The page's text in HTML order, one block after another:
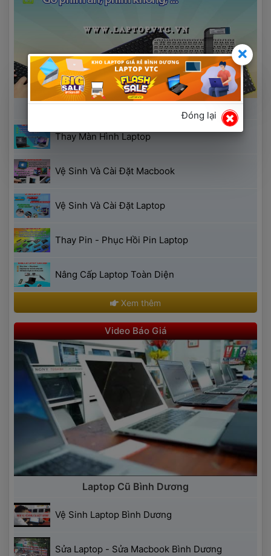
Thay Màn Hình Laptop
Vệ Sinh Và Cài Đặt Macbook
Vệ Sinh Và Cài Đặt Laptop
Thay Pin - Phục Hồi Pin Laptop
Nâng Cấp Laptop Toàn Diện
Xem thêm
Video Báo Giá
Laptop Cũ Bình Dương
Vệ Sinh Laptop Bình Dương
Sửa Laptop - Sửa Macbook Bình Dương
Đóng lại